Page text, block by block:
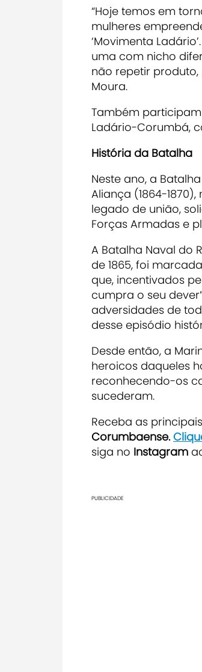
“Hoje temos em
mulheres
‘Movimenta
uma com nicho
não repetir
Moura.
Também
Ladário-Corumbá,
História da Batalha
Neste ano, a
Aliança (1864-
legado de união,
Forças Armadas e
A Batalha Naval do
de 1865, foi
que, incentivados
cumpra o seu
adversidades de
desse episódio
Desde então, a
heroicos daqueles
reconhecendo-os
sucederam.
Receba as
Corumbaense.
siga no Instagram
PUBLICIDADE